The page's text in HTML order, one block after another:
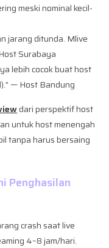
meski nominal kecil-
jarang ditunda. Mlive
Surabaya
lebih cocok buat host
— Host Bandung
dari perspektif host
untuk host menengah
tanpa harus bersaing
Penghasilan
crash saat live
4–8 jam/hari.